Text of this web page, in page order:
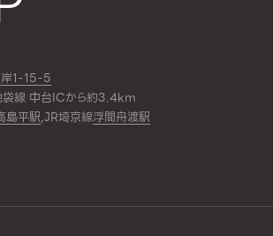
岸1-15-5
袋線 中台ICから約3.4km
島平駅,JR埼京線浮間舟渡駅